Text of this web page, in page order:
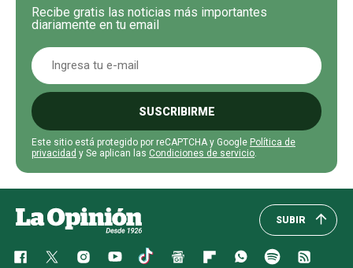
Recibe gratis las noticias más importantes
diariamente en tu email
SUSCRIBIRME
Este sitio está protegido por reCAPTCHA y Google Política de
privacidad y Se aplican las Condiciones de servicio
SUBIR